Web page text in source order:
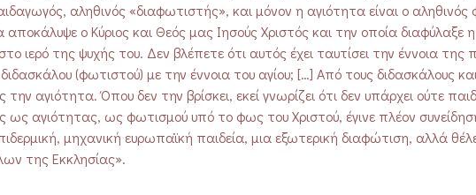
αληθινός «διαφωτιστής», και μόνον η αγιότητα είναι ο
αποκάλυψε ο Κύριος και Θεός μας Ιησούς Χριστός και την οποία διαφύλαξε
ιερό της ψυχής του. Δεν βλέπετε ότι αυτός έχει ταυτίσει την έννοια της
(φωτιστού) με την έννοια του αγίου; […] Από τους διδασκάλους
αγιότητα. Όπου δεν την βρίσκει, εκεί γνωρίζει ότι δεν υπάρχει ούτε
ως αγιότητας, ως φωτισμού υπό το φως του Χριστού, έγινε πλέον
μηχανική ευρωπαϊκή παιδεία, μια εξωτερική διαφώτιση, αλλά
της Εκκλησίας».